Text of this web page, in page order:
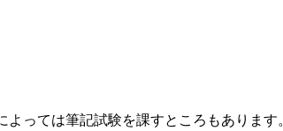
っては筆記試験を課すところもあります。